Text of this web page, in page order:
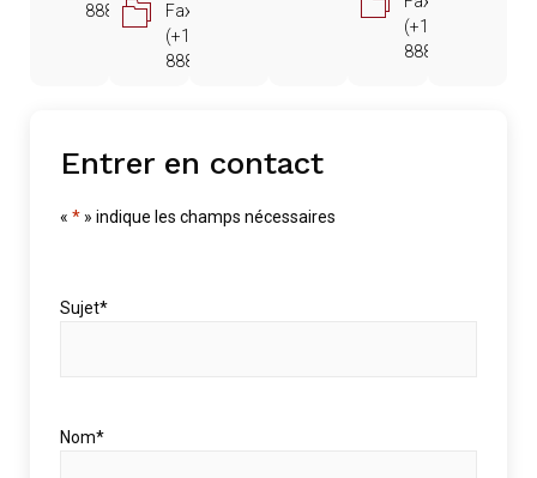
888.418.8379Fax gratuit :
(+1)
888.418.8379
(+1)
888.418.8379
Entrer en contact
« * » indique les champs nécessaires
Sujet*
Nom*